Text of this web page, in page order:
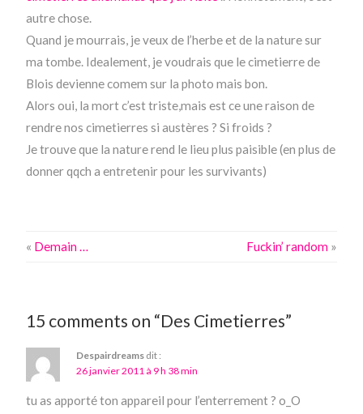
autre chose.
Quand je mourrais, je veux de l’herbe et de la nature sur
ma tombe. Idealement, je voudrais que le cimetierre de
Blois devienne comem sur la photo mais bon.
Alors oui, la mort c’est triste,mais est ce une raison de
rendre nos cimetierres si austères ? Si froids ?
Je trouve que la nature rend le lieu plus paisible (en plus de
donner qqch a entretenir pour les survivants)
« Demain … Fuckin’ random»
15 comments on “Des Cimetierres”
Despairdreams dit :
26 janvier 2011 à 9 h 38 min
tu as apporté ton appareil pour l’enterrement ? o_O